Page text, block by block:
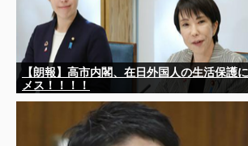
【朗報】高市内閣、在日外国人の生活保護に
メス！！！！